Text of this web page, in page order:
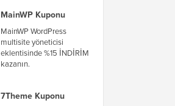
MainWP Kuponu
MainWP WordPress
multisite yöneticisi
eklentisinde %15 İNDİRİM
kazanın.
7Theme Kuponu